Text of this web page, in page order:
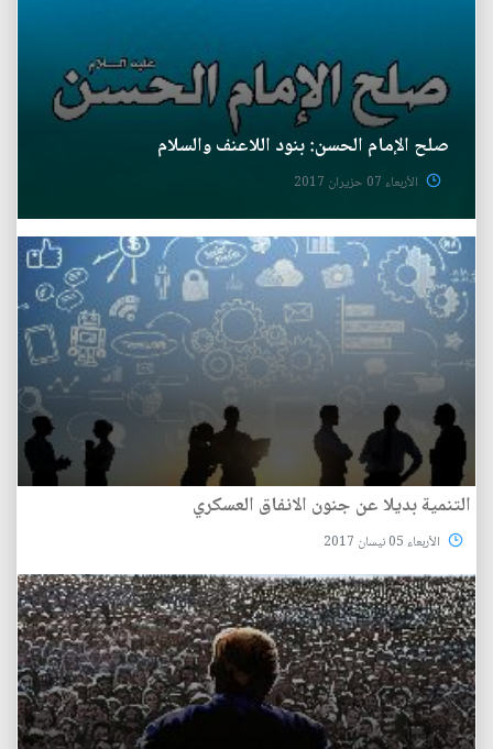
صلح الإمام الحسن: بنود اللاعنف والسلام
الأربعاء 07 حزيران 2017
التنمية بديلا عن جنون الانفاق العسكري
الأربعاء 05 نيسان 2017